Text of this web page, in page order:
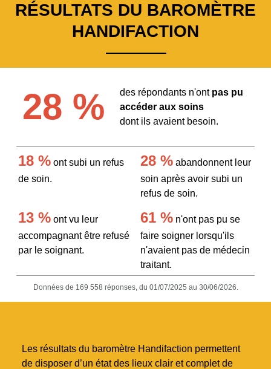
RÉSULTATS DU BAROMÈTRE
HANDIFACTION
28 % des répondants n'ont pas pu
accéder aux soins
dont ils avaient besoin.
18 %ont subi un refus
de soin.
28 % abandonnent leur
soin après avoir subi un
refus de soin.
13 %ont vu leur
accompagnant être refusé
par le soignant.
61 % n'ont pas pu se
faire soigner lorsqu'ils
n'avaient pas de médecin
traitant.
Données de 169 558 réponses, du 01/07/2025 au 30/06/2026.
Les résultats du baromètre Handifaction permettent
de disposer d’un état des lieux clair et complet de